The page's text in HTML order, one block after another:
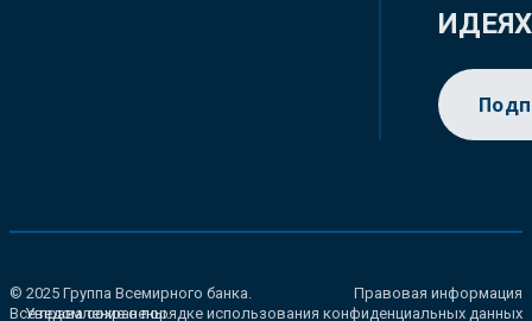
ИДЕЯХ
© 2025 Группа Всемирного банка.
Все права сохранены.
Правовая информация
Уведомление о порядке использования конфиденциальных данных